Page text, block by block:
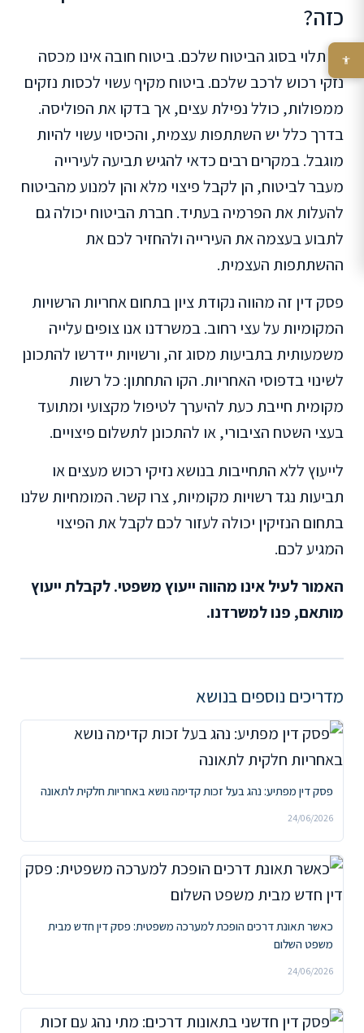
כזה?
זה תלוי בסוג הביטוח שלכם. ביטוח חובה אינו מכסה
נזקי רכוש לרכב שלכם. ביטוח מקיף עשוי לכסות נזקים
ממפולות, כולל נפילת עצים, אך בדקו את הפוליסה.
בדרך כלל יש השתתפות עצמית, והכיסוי עשוי להיות
מוגבל. במקרים רבים כדאי להגיש תביעה לעירייה
מעבר לביטוח, הן לקבל פיצוי מלא והן למנוע מהביטוח
להעלות את הפרמיה בעתיד. חברת הביטוח יכולה גם
לתבוע בעצמה את העירייה ולהחזיר לכם את
ההשתתפות העצמית.
פסק דין זה מהווה נקודת ציון בתחום אחריות הרשויות
המקומיות על עצי רחוב. במשרדנו אנו צופים עלייה
משמעותית בתביעות מסוג זה, ורשויות יידרשו להתכונן
לשינוי בדפוסי האחריות. הקו התחתון: כל רשות
מקומית חייבת כעת להיערך לטיפול מקצועי ומתועד
בעצי השטח הציבורי, או להתכונן לתשלום פיצויים.
לייעוץ ללא התחייבות בנושא נזיקי רכוש מעצים או
תביעות נגד רשויות מקומיות, צרו קשר. המומחיות שלנו
בתחום הנזיקין יכולה לעזור לכם לקבל את הפיצוי
המגיע לכם.
האמור לעיל אינו מהווה ייעוץ משפטי. לקבלת ייעוץ
מותאם, פנו למשרדנו.
מדריכים נוספים בנושא
פסק דין מפתיע: נהג בעל זכות קדימה נושא באחריות חלקית לתאונה
24/06/2026
כאשר תאונת דרכים הופכת למערכה משפטית: פסק דין חדש מבית
משפט השלום
24/06/2026